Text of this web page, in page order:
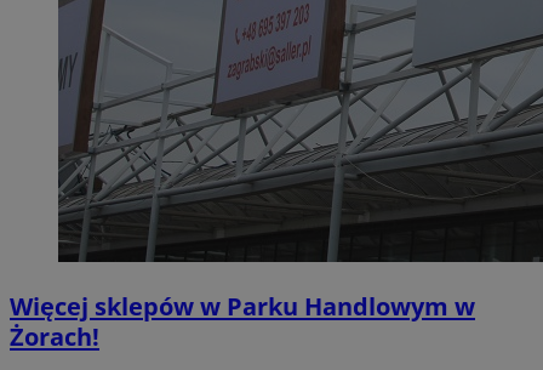
Więcej sklepów w Parku Handlowym w
Żorach!